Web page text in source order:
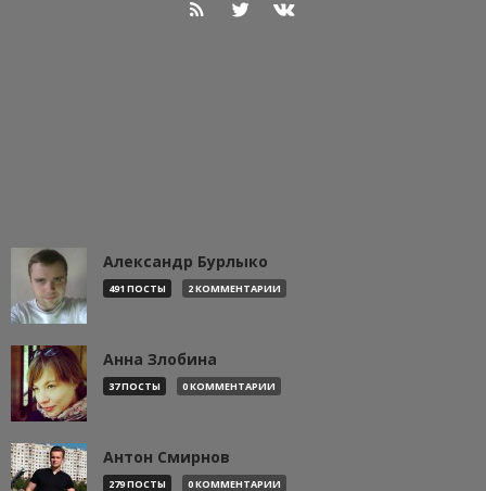
Александр Бурлыко
491 ПОСТЫ 2 КОММЕНТАРИИ
Анна Злобина
37 ПОСТЫ 0 КОММЕНТАРИИ
Антон Смирнов
279 ПОСТЫ 0 КОММЕНТАРИИ